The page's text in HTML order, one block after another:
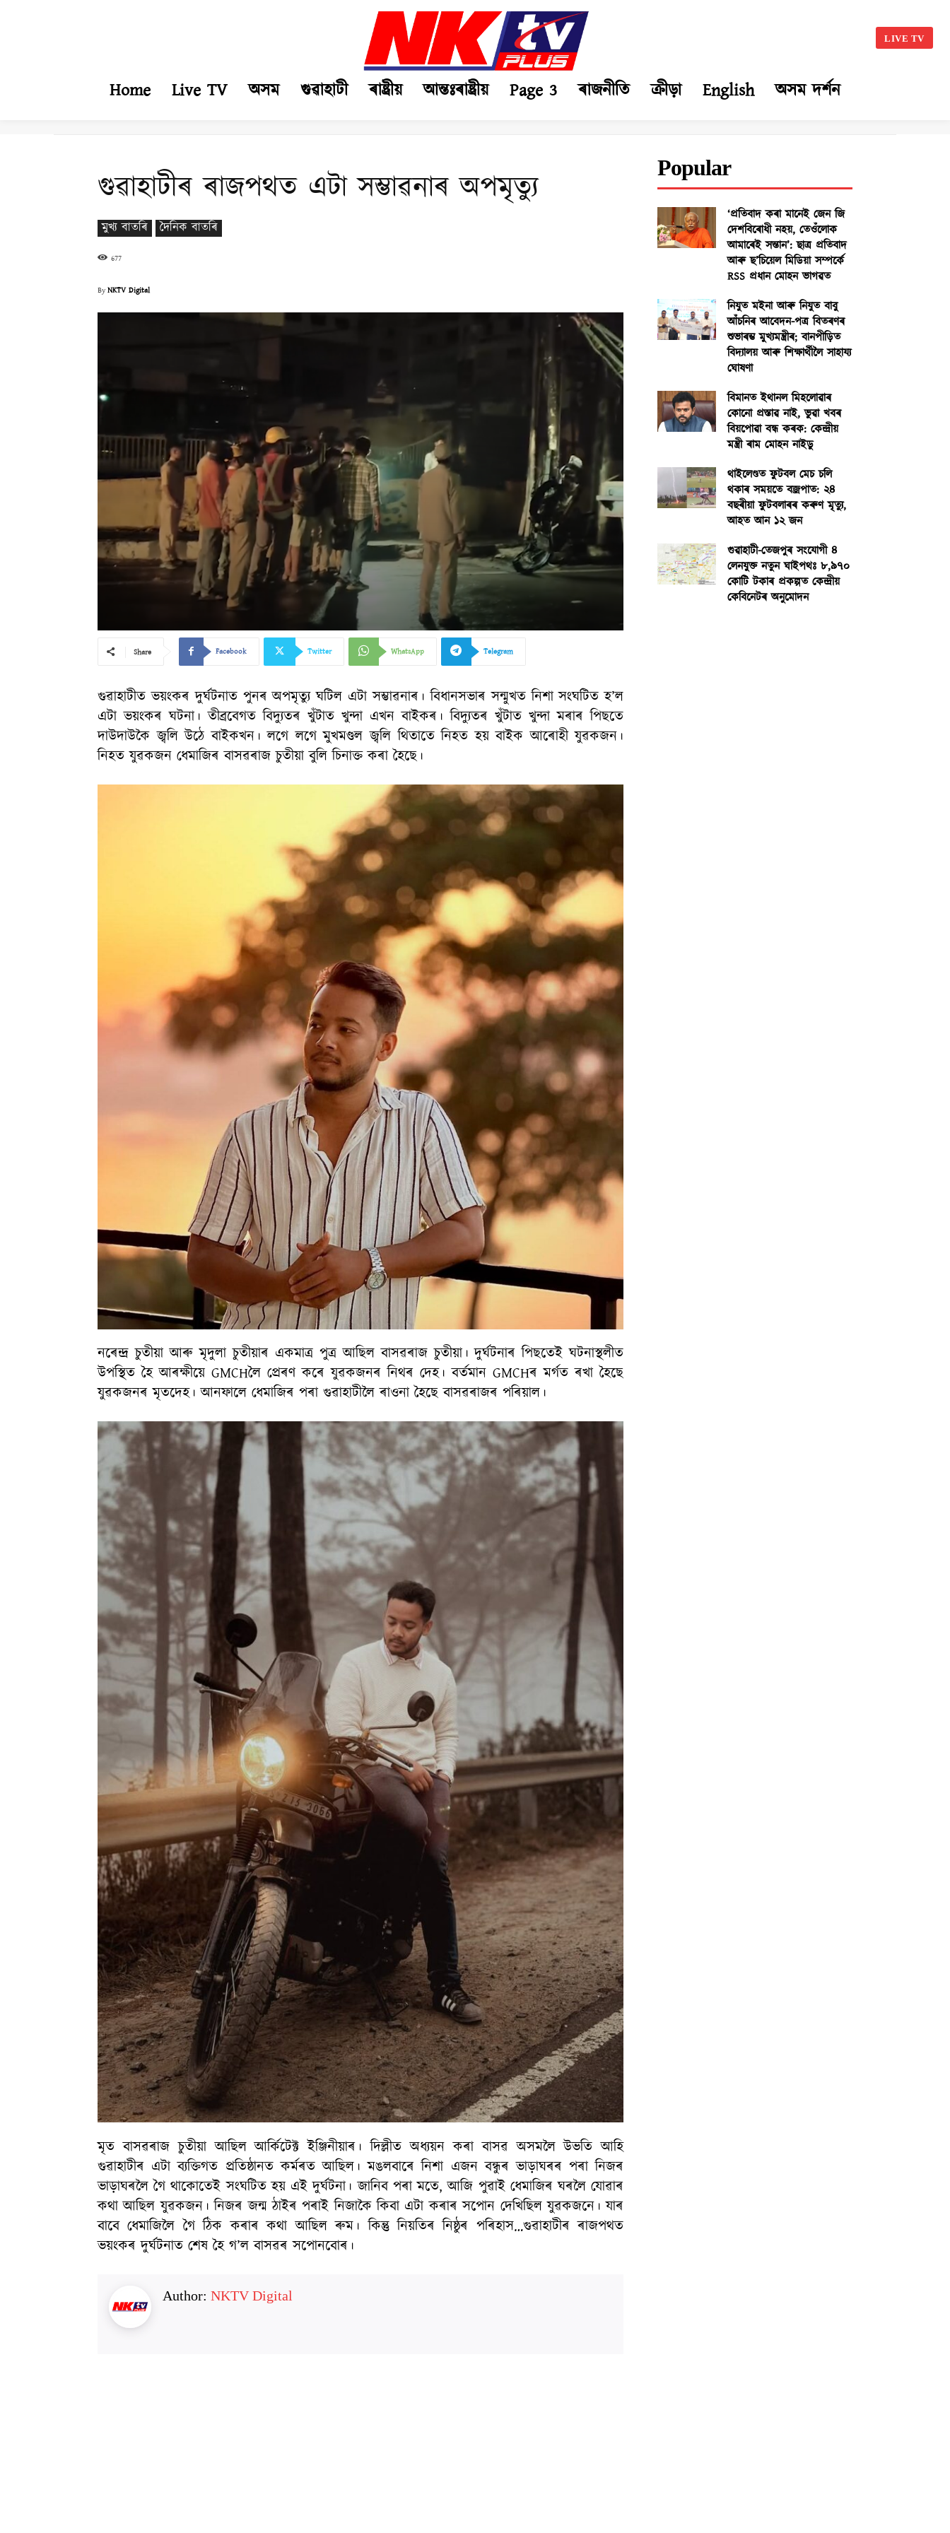
LIVE TV
Home Live TV অসম গুৱাহাটী ৰাষ্ট্ৰীয় আন্তঃৰাষ্ট্ৰীয় Page 3 ৰাজনীতি ক্ৰীড়া English অসম দৰ্শন
গুৱাহাটীৰ ৰাজপথত এটা সম্ভাৱনাৰ অপমৃত্যু
মুখ্য বাতৰি দৈনিক বাতৰি
677
ByNKTV Digital
Share Facebook Twitter WhatsApp Telegram
গুৱাহাটীত ভয়ংকৰ দুৰ্ঘটনাত পুনৰ অপমৃত্যু ঘটিল এটা সম্ভাৱনাৰ। বিধানসভাৰ সন্মুখত নিশা সংঘটিত হ’ল
এটা ভয়ংকৰ ঘটনা। তীব্ৰবেগত বিদ্যুতৰ খুঁটাত খুন্দা এখন বাইকৰ। বিদ্যুতৰ খুঁটাত খুন্দা মৰাৰ পিছতে
দাউদাউকৈ জ্বলি উঠে বাইকখন। লগে লগে মুখমণ্ডল জ্বলি থিতাতে নিহত হয় বাইক আৰোহী যুৱকজন।
নিহত যুৱকজন ধেমাজিৰ বাসৱৰাজ চুতীয়া বুলি চিনাক্ত কৰা হৈছে।
নৰেন্দ্ৰ চুতীয়া আৰু মৃদুলা চুতীয়াৰ একমাত্ৰ পুত্ৰ আছিল বাসৱৰাজ চুতীয়া। দুৰ্ঘটনাৰ পিছতেই ঘটনাস্থলীত
উপস্থিত হৈ আৰক্ষীয়ে GMCHলৈ প্ৰেৰণ কৰে যুৱকজনৰ নিথৰ দেহ। বৰ্তমান GMCHৰ মৰ্গত ৰখা হৈছে
যুৱকজনৰ মৃতদেহ। আনফালে ধেমাজিৰ পৰা গুৱাহাটীলৈ ৰাওনা হৈছে বাসৱৰাজৰ পৰিয়াল।
মৃত বাসৱৰাজ চুতীয়া আছিল আৰ্কিটেক্ট ইঞ্জিনীয়াৰ। দিল্লীত অধ্যয়ন কৰা বাসৱ অসমলৈ উভতি আহি
গুৱাহাটীৰ এটা ব্যক্তিগত প্ৰতিষ্ঠানত কৰ্মৰত আছিল। মঙলবাৰে নিশা এজন বন্ধুৰ ভাড়াঘৰৰ পৰা নিজৰ
ভাড়াঘৰলৈ গৈ থাকোতেই সংঘটিত হয় এই দুৰ্ঘটনা। জানিব পৰা মতে, আজি পুৱাই ধেমাজিৰ ঘৰলৈ যোৱাৰ
কথা আছিল যুৱকজন। নিজৰ জন্ম ঠাইৰ পৰাই নিজাকৈ কিবা এটা কৰাৰ সপোন দেখিছিল যুৱকজনে। যাৰ
বাবে ধেমাজিলৈ গৈ ঠিক কৰাৰ কথা আছিল ৰুম। কিন্তু নিয়তিৰ নিষ্ঠুৰ পৰিহাস…গুৱাহাটীৰ ৰাজপথত
ভয়ংকৰ দুৰ্ঘটনাত শেষ হৈ গ’ল বাসৱৰ সপোনবোৰ।
Author: NKTV Digital
Popular
‘প্ৰতিবাদ কৰা মানেই জেন জি
দেশবিৰোধী নহয়, তেওঁলোক
আমাৰেই সন্তান’: ছাত্ৰ প্ৰতিবাদ
আৰু ছ’চিয়েল মিডিয়া সম্পৰ্কে
RSS প্ৰধান মোহন ভাগৱত
নিযুত মইনা আৰু নিযুত বাবু
আঁচনিৰ আবেদন-পত্ৰ বিতৰণৰ
শুভাৰম্ভ মুখ্যমন্ত্ৰীৰ; বানপীড়িত
বিদ্যালয় আৰু শিক্ষাৰ্থীলৈ সাহায্য
ঘোষণা
বিমানত ইথানল মিহলোৱাৰ
কোনো প্ৰস্তাৱ নাই, ভুৱা খবৰ
বিয়পোৱা বন্ধ কৰক: কেন্দ্ৰীয়
মন্ত্ৰী ৰাম মোহন নাইডু
থাইলেণ্ডত ফুটবল মেচ চলি
থকাৰ সময়তে বজ্ৰপাত: ২৪
বছৰীয়া ফুটবলাৰৰ কৰুণ মৃত্যু,
আহত আন ১২ জন
গুৱাহাটী-তেজপুৰ সংযোগী ৪
লেনযুক্ত নতুন ঘাইপথঃ ৮,৯৭০
কোটি টকাৰ প্ৰকল্পত কেন্দ্ৰীয়
কেবিনেটৰ অনুমোদন